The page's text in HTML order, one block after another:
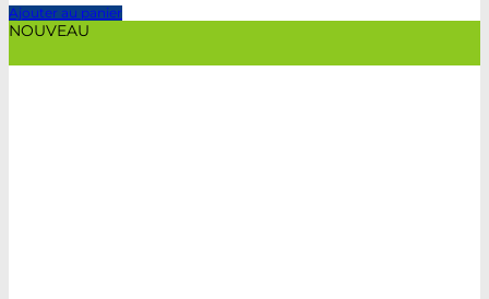
Ajouter au panier
NOUVEAU